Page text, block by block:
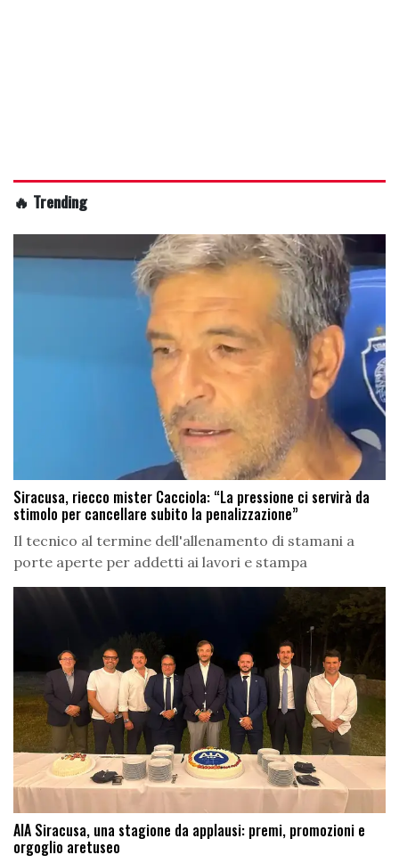
🔥 Trending
Siracusa, riecco mister Cacciola: “La pressione ci servirà da
stimolo per cancellare subito la penalizzazione”
Il tecnico al termine dell'allenamento di stamani a
porte aperte per addetti ai lavori e stampa
AIA Siracusa, una stagione da applausi: premi, promozioni e
orgoglio aretuseo